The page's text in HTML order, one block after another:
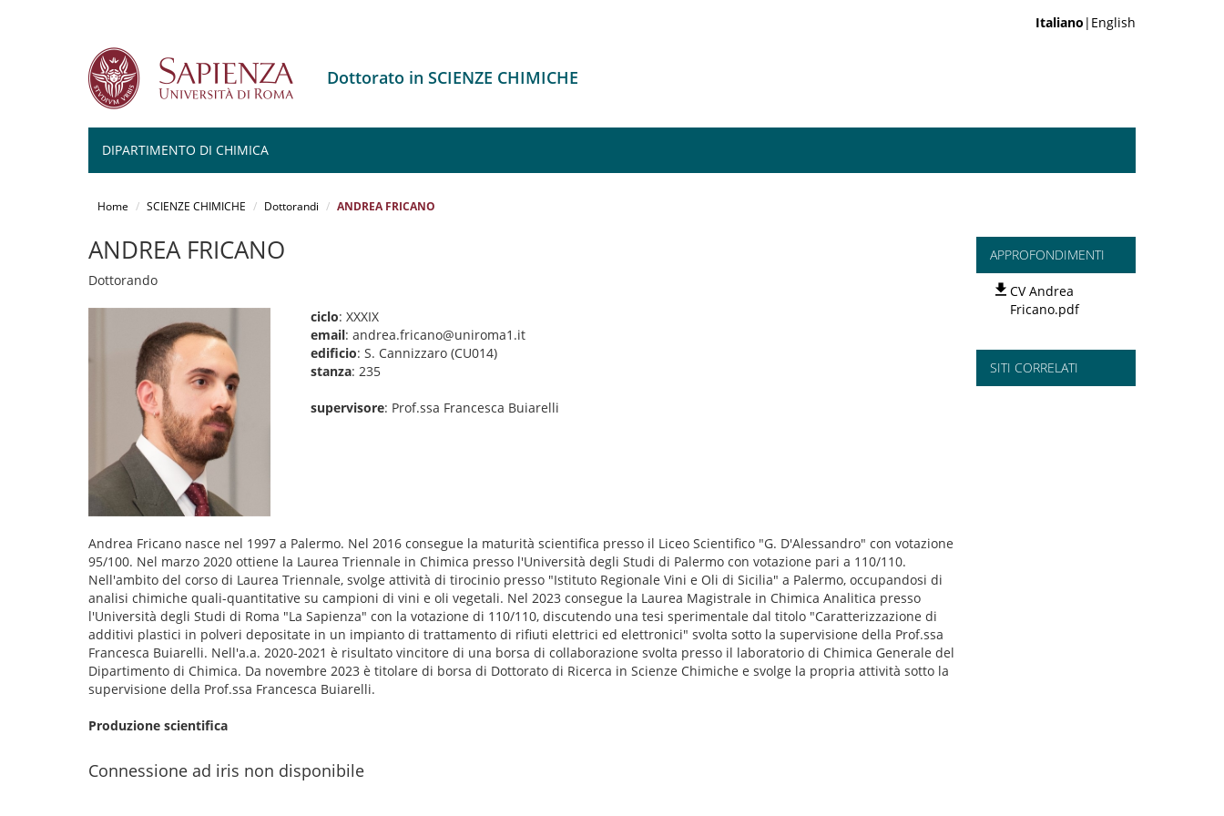
Italiano |English
Dottorato in SCIENZE CHIMICHE
DIPARTIMENTO DI CHIMICA
Home SCIENZE CHIMICHE Dottorandi ANDREA FRICANO
ANDREA FRICANO
Dottorando
ciclo: XXXIX
email: andrea.fricano@uniroma1.it
edificio: S. Cannizzaro (CU014)
stanza: 235
supervisore: Prof.ssa Francesca Buiarelli
Andrea Fricano nasce nel 1997 a Palermo. Nel 2016 consegue la maturità scientifica presso il Liceo Scientifico "G. D'Alessandro" con votazione
95/100. Nel marzo 2020 ottiene la Laurea Triennale in Chimica presso l'Università degli Studi di Palermo con votazione pari a 110/110.
Nell'ambito del corso di Laurea Triennale, svolge attività di tirocinio presso "Istituto Regionale Vini e Oli di Sicilia" a Palermo, occupandosi di
analisi chimiche quali-quantitative su campioni di vini e oli vegetali. Nel 2023 consegue la Laurea Magistrale in Chimica Analitica presso
l'Università degli Studi di Roma "La Sapienza" con la votazione di 110/110, discutendo una tesi sperimentale dal titolo "Caratterizzazione di
additivi plastici in polveri depositate in un impianto di trattamento di rifiuti elettrici ed elettronici" svolta sotto la supervisione della Prof.ssa
Francesca Buiarelli. Nell'a.a. 2020-2021 è risultato vincitore di una borsa di collaborazione svolta presso il laboratorio di Chimica Generale del
Dipartimento di Chimica. Da novembre 2023 è titolare di borsa di Dottorato di Ricerca in Scienze Chimiche e svolge la propria attività sotto la
supervisione della Prof.ssa Francesca Buiarelli.
Produzione scientifica
Connessione ad iris non disponibile
APPROFONDIMENTI
CV Andrea
Fricano.pdf
SITI CORRELATI